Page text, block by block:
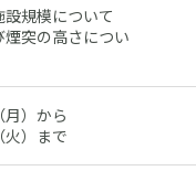
設規模について
煙突の高さについ
）から
火）まで